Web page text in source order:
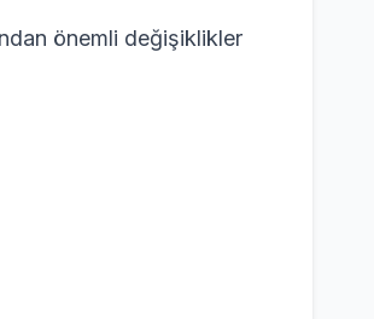
önemli değişiklikler